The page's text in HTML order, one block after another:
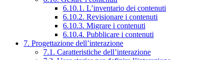
6.10.1. L’inventario dei contenuti
6.10.2. Revisionare i contenuti
6.10.3. Migrare i contenuti
6.10.4. Pubblicare i contenuti
7. Progettazione dell’interazione
7.1. Caratteristiche dell’interazione